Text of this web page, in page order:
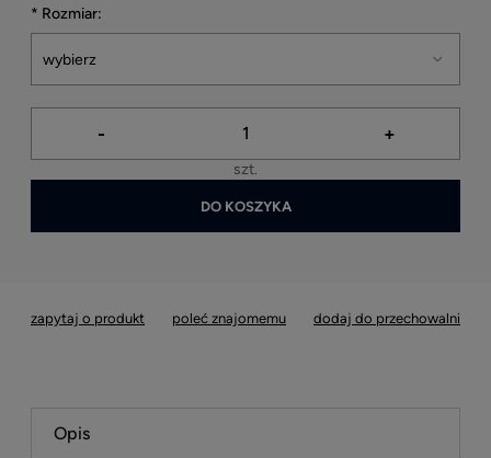
* Rozmiar:
- +
szt.
DO KOSZYKA
zapytaj o produkt poleć znajomemu dodaj do przechowalni
Opis